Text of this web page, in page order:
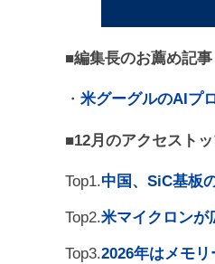
■編集長のお薦め記事
・ 米グーグルのAIプ
■12月のアクセスト
Top1.中国、SiC基板
Top2.米マイクロンが
Top3.2026年はメモ